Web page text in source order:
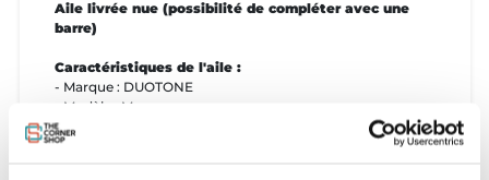
Aile livrée nue (possibilité de compléter avec une
barre)
Caractéristiques de l'aile :
- Marque : DUOTONE
- Modèle : Mono
- Année : 2019
- Taille : 11m